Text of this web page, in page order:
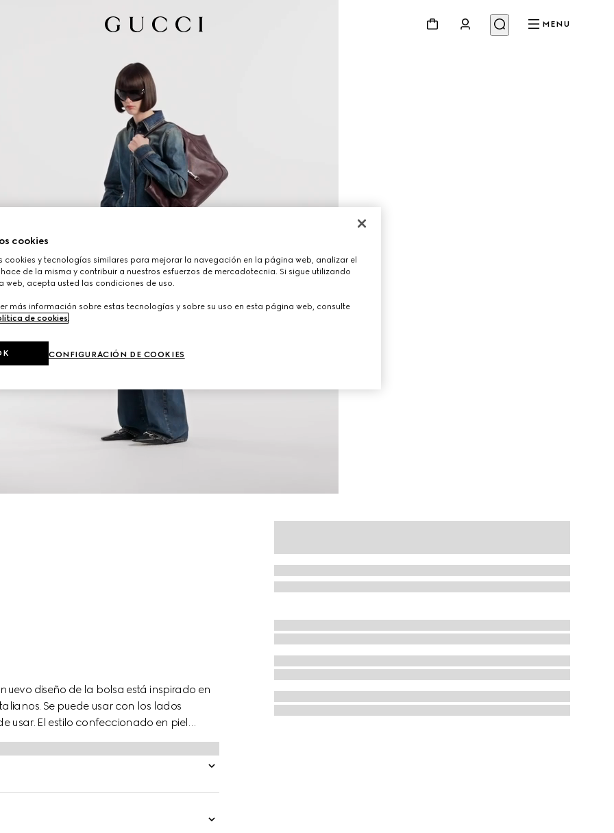
MENU
diseño de la bolsa está inspirado en
Se puede usar con los lados
usar. El estilo confeccionado en piel
del archivo.
cookies
cookies y tecnologías similares para mejorar la navegación en la página web, analizar el
hace de la misma y contribuir a nuestros esfuerzos de mercadotecnia. Si sigue utilizando
web, acepta usted las condiciones de uso.
más información sobre estas tecnologías y sobre su uso en esta página web, consulte
de cookies
CONFIGURACIÓN DE COOKIES